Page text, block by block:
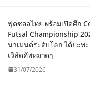
ฟุตซอลไทย พร้อมเปิดศึก
Futsal Championship
นาเมนต์ระดับโลก ได้ปะท
เวิล์ดคัพหมาดๆ
31/07/2026